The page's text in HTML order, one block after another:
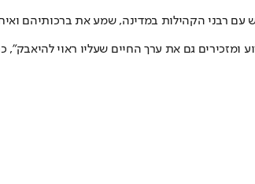
עם רבני הקהילות במדינה, שמע את ברכותיהם
ומזכירים גם את ערך החיים שעליו ראוי